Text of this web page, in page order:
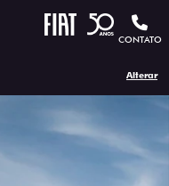
CONTATO
Alterar
RECEBER